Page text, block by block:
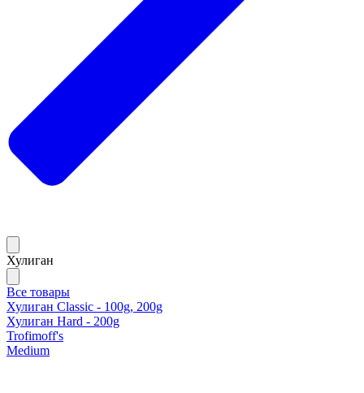
Хулиган
Все товары
Хулиган Classic - 100g, 200g
Хулиган Hard - 200g
Trofimoff's
Medium